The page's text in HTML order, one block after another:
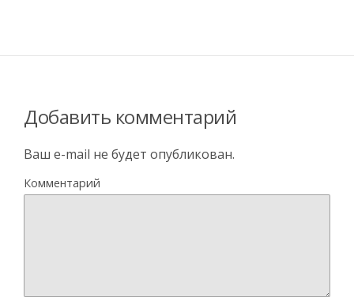
Добавить комментарий
Ваш e-mail не будет опубликован.
Комментарий